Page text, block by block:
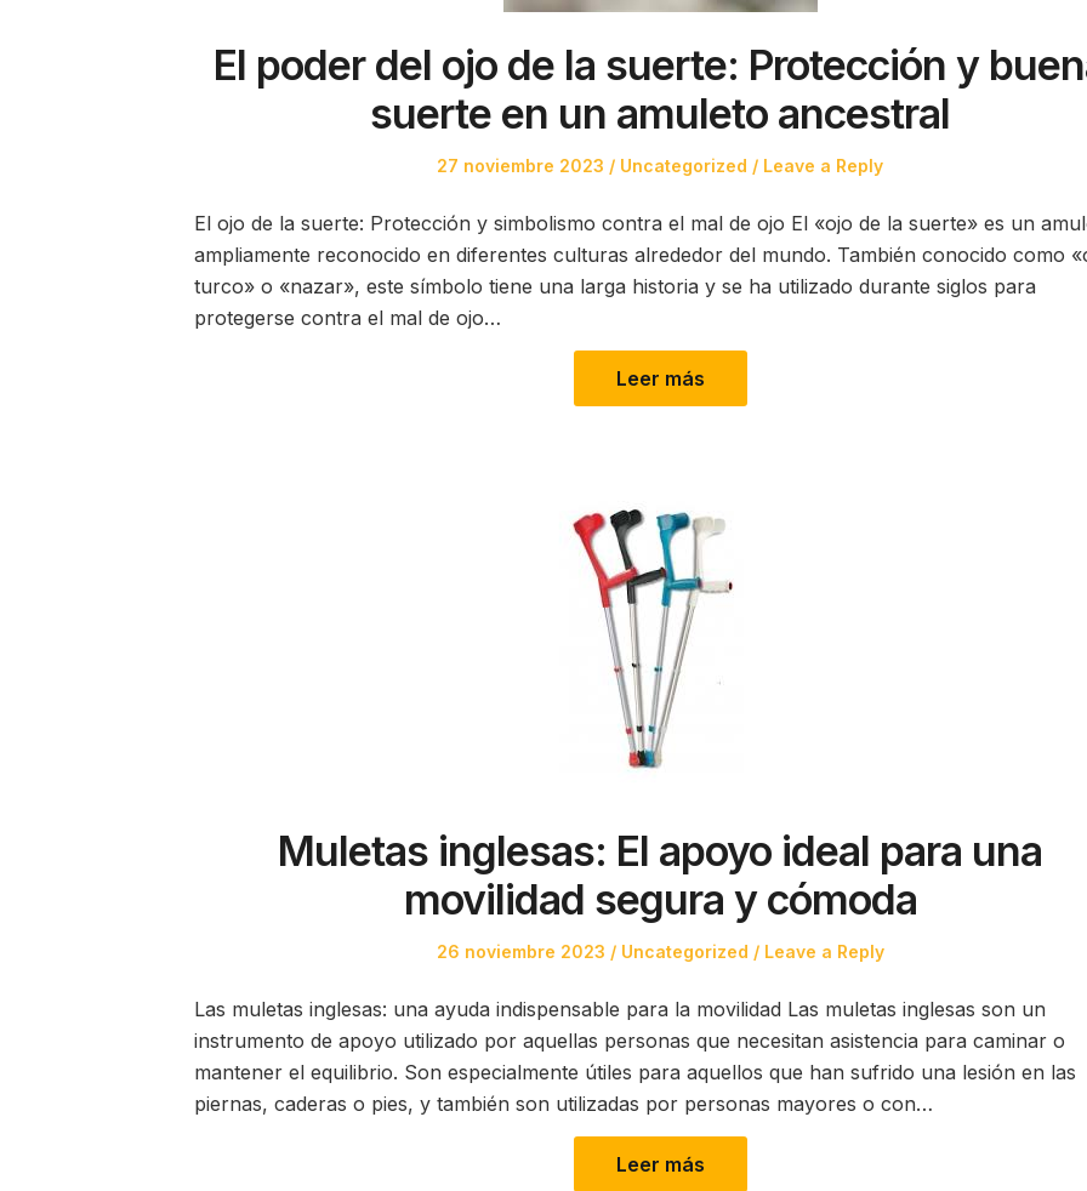
El poder del ojo de la suerte: Protección y
suerte en un amuleto ancestral
Posted
27 noviembre 2023
Posted
Uncategorized Leave a Reply
El ojo de la suerte: Protección y simbolismo contra el mal de ojo El «ojo de la suerte» es un
ampliamente reconocido en diferentes culturas alrededor del mundo. También conocido como
turco» o «nazar», este símbolo tiene una larga historia y se ha utilizado durante siglos para
protegerse contra el mal de ojo…
Leer más
Muletas inglesas: El apoyo ideal para una
movilidad segura y cómoda
Posted
26 noviembre 2023
Posted
Uncategorized Leave a Reply
Las muletas inglesas: una ayuda indispensable para la movilidad Las muletas inglesas son un
instrumento de apoyo utilizado por aquellas personas que necesitan asistencia para caminar o
mantener el equilibrio. Son especialmente útiles para aquellos que han sufrido una lesión en las
piernas, caderas o pies, y también son utilizadas por personas mayores o con…
Leer más